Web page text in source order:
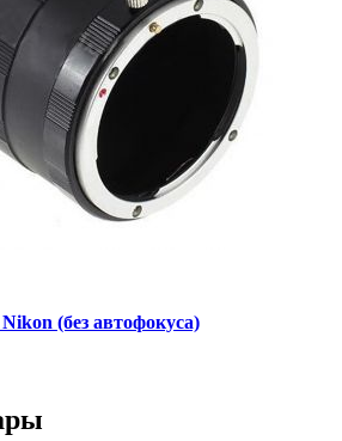
(без автофокуса)